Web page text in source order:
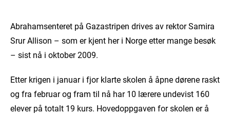
Abrahamsenteret på Gazastripen drives av rektor Samira
Srur Allison – som er kjent her i Norge etter mange besøk
– sist nå i oktober 2009.
Etter krigen i januar i fjor klarte skolen å åpne dørene raskt
og fra februar og fram til nå har 10 lærere undevist 160
elever på totalt 19 kurs. Hovedoppgaven for skolen er å